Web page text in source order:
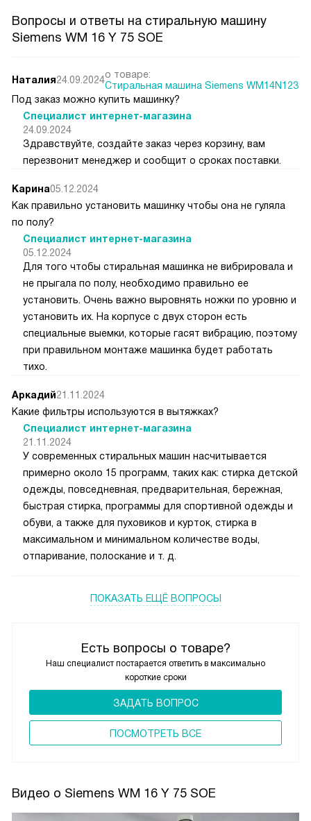
Вопросы и ответы на стиральную машину
Siemens WM 16 Y 75 SOE
Есть вопросы о товаре?
Наш специалист постарается ответить в максимально
короткие сроки
ЗАДАТЬ ВОПРОС
ПОCМОТРЕТЬ ВСЕ
Наталия24.09.2024о товаре:
Стиральная машина Siemens WM14N123
Под заказ можно купить машинку?
Специалист интернет-магазина
24.09.2024
Здравствуйте, создайте заказ через корзину, вам
перезвонит менеджер и сообщит о сроках поставки.
Карина05.12.2024
Как правильно установить машинку чтобы она не гуляла
по полу?
Специалист интернет-магазина
05.12.2024
Для того чтобы стиральная машинка не вибрировала и
не прыгала по полу, необходимо правильно ее
установить. Очень важно выровнять ножки по уровню и
установить их. На корпусе с двух сторон есть
специальные выемки, которые гасят вибрацию, поэтому
при правильном монтаже машинка будет работать
тихо.
Аркадий21.11.2024
Какие фильтры используются в вытяжках?
Специалист интернет-магазина
21.11.2024
У современных стиральных машин насчитывается
примерно около 15 программ, таких как: стирка детской
одежды, повседневная, предварительная, бережная,
быстрая стирка, программы для спортивной одежды и
обуви, а также для пуховиков и курток, стирка в
максимальном и минимальном количестве воды,
отпаривание, полоскание и т. д.
ПОКАЗАТЬ ЕЩЁ ВОПРОСЫ
Видео о Siemens WM 16 Y 75 SOE